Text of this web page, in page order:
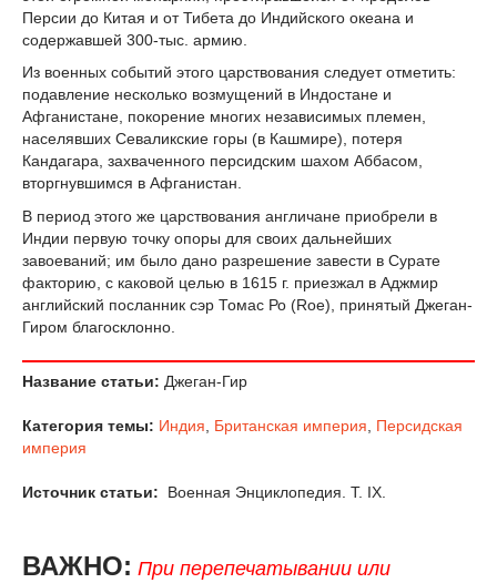
Персии до Китая и от Тибета до Индийского океана и
содержавшей 300-тыс. армию.
Из военных событий этого царствования следует отметить:
подавление несколько возмущений в Индостане и
Афганистане, покорение многих независимых племен,
населявших Севаликские горы (в Кашмире), потеря
Кандагара, захваченного персидским шахом Аббасом,
вторгнувшимся в Афганистан.
В период этого же царствования англичане приобрели в
Индии первую точку опоры для своих дальнейших
завоеваний; им было дано разрешение завести в Сурате
факторию, с каковой целью в 1615 г. приезжал в Аджмир
английский посланник сэр Томас Ро (Roe), принятый Джеган-
Гиром благосклонно.
Название статьи: Джеган-Гир
Категория темы: Индия Британская империя
Персидская
империя
Источник статьи: Военная Энциклопедия. T. IX.
ВАЖНО: При перепечатывании или